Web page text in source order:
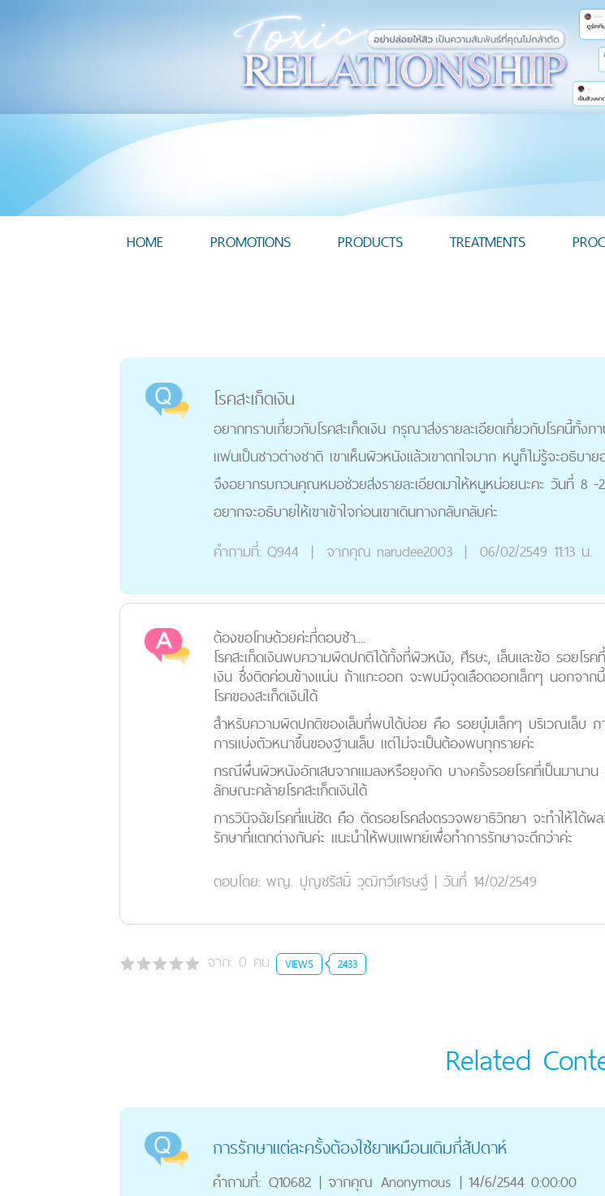
HOME PROMOTIONS PRODUCTS TREATMENTS
โรคสะเก็ดเงิน
อยากทราบเกี่ยวกับโรคสะเก็ดเงิน กรุณาส่งรายละเอียดเกี่ยวกับโรคนี้ทั้ง
แฟนเป็นชาวต่างชาติ เขาเห็นผิวหนังแล้วเขาตกใจมาก หนูก็ไม่รู้จะอธิบายอ
จึงอยากรบกวนคุณหมอช่วยส่งรายละเอียดมาให้หนูหน่อยนะคะ วันที่ 8 -
อยากจะอธิบายให้เขาเข้าใจก่อนเขาเดินทางกลับกลับค่ะ
คำถามที่: Q944 | จากคุณ narudee2003 | 06/02/2549 11:13 น.
ต้องขอโทษด้วยค่ะที่ตอบช้า....
โรคสะเก็ดเงินพบความผิดปกติได้ทั้งที่ผิวหนัง, ศีรษะ, เล็บและข้อ รอยโ
เงิน ซึ่งติดค่อนข้างแน่น ถ้าแกะออก จะพบมีจุดเลือดออกเล็กๆ นอกจา
โรคของสะเก็ดเงินได้
สำหรับความผิดปกติของเล็บที่พบได้บ่อย คือ รอยบุ๋มเล็กๆ บริเวณเล็บ กา
การแบ่งตัวหนาขึ้นของฐานเล็บ แต่ไม่จะเป็นต้องพบทุกรายค่ะ
กรณีผื่นผิวหนังอักเสบจากแมลงหรือยุงกัด บางครั้งรอยโรคที่เป็นมานาน
ลักษณะคล้ายโรคสะเก็ดเงินได้
การวินิจฉัยโรคที่แน่ชัด คือ ตัดรอยโรคส่งตรวจพยาธิวิทยา จะทำให้ได้ผ
รักษาที่แตกต่างกันค่ะ แนะนำให้พบแพทย์เพื่อทำการรักษาจะดีกว่าค่ะ
ตอบโดย: พญ. ปุญชรัสมิ์ วุฒิทวีเศรษฐ์ | วันที่ 14/02/2549
จาก: 0 คน VIEWS 2433
Related
การรักษาแต่ละครั้งต้องใช้ยาเหมือนเดิมกี่สัปดาห์
คำถามที่: Q10682 | จากคุณ Anonymous | 14/6/2544 0:00:00